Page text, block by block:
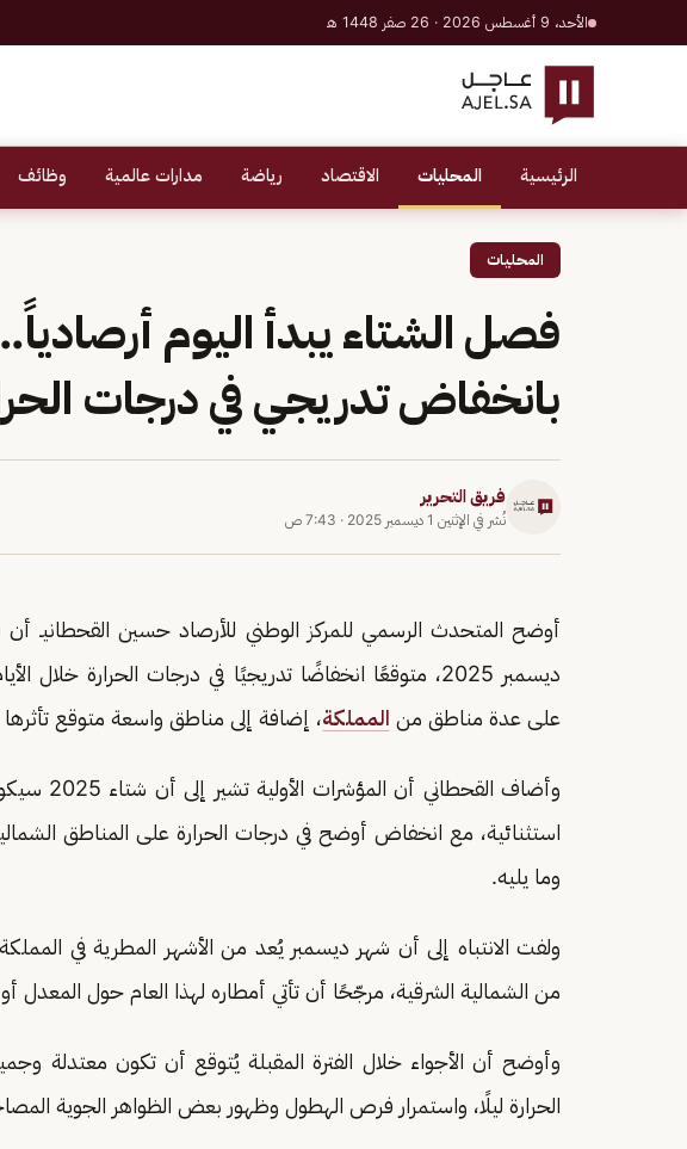
الأحد، 9 أغسطس 2026 · 26 صفر 1448 هـ
الرئيسية المحليات الاقتصاد رياضة مدارات عالمية وظائف
المحليات
فصل الشتاء يبدأ اليوم
بانخفاض تدريجي في درجات
فريق التحرير
نُشر في الإثنين 1 ديسمبر 2025 · 7:43 ص
ديسمبر 2025، متوقعًا انخفاضًا تدريجيًا في درجات الحرارة
على عدة مناطق من المملكة، إضافة إلى مناطق واسعة متوقع تأثرها
وأضاف
استثنائية، مع انخفاض أوضح في درجات الحرارة على المناطق
وما يليه.
ولفت الانتباه إلى أن شهر ديسمبر يُعد من الأشهر المطرية في
من الشمالية الشرقية، مرجّحًا أن تأتي أمطاره لهذا العام حول المعدل
وأوضح أن الأجواء خلال الفترة المقبلة يُتوقع أن تكون معتدلة
الحرارة ليلًا، واستمرار فرص الهطول وظهور بعض الظواهر الجوية